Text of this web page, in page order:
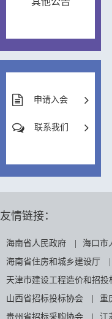
申请入会
联系我们
友情链接：
海南省人民政府 海口市
海南省住房和城乡建设厅
天津市建设工程造价和招投
山西省招标投标协会
重
贵州省招标采购协会
江